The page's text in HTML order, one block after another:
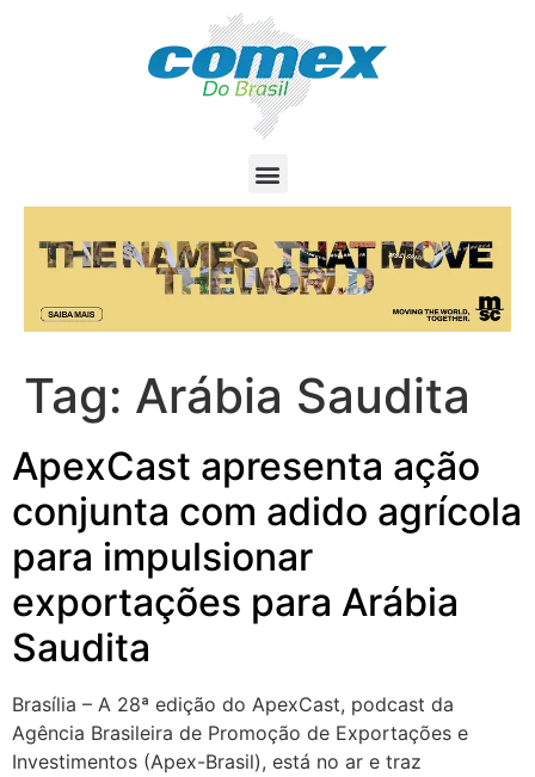
Tag: Arábia Saudita
ApexCast apresenta ação
conjunta com adido agrícola
para impulsionar
exportações para Arábia
Saudita
Brasília – A 28ª edição do ApexCast, podcast da
Agência Brasileira de Promoção de Exportações e
Investimentos (Apex-Brasil), está no ar e traz